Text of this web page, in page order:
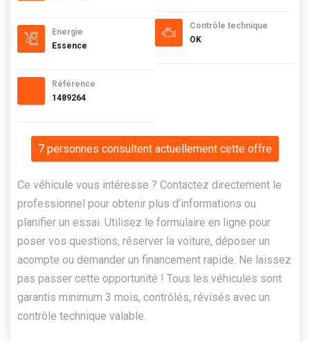
Energie
Essence
Référence
1489264
Contrôle technique
OK
7 personnes consultent actuellement cette offre
Ce véhicule vous intéresse ? Contactez directement le
professionnel pour obtenir plus d’informations ou
planifier un essai. Utilisez le formulaire en ligne pour
poser vos questions, réserver la voiture, déposer un
acompte ou demander un financement rapide. Ne laissez
pas passer cette opportunité ! Tous les véhicules sont
garantis minimum 3 mois, contrôlés, révisés avec un
contrôle technique valable.